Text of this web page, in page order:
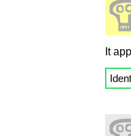
It